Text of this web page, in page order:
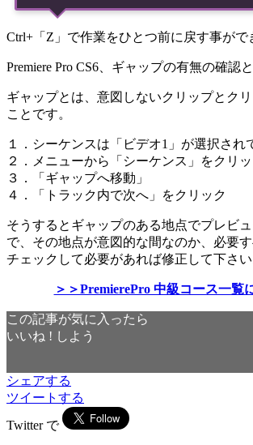
Ctrl+「Z」で作業をひとつ前に戻す事がで
Premiere Pro CS6、ギャップの有無の確認
ギャップとは、意図しないクリップとク
ことです。
１．シーケンスは「ビデオ1」が選択され
２．メニューから「シーケンス」をクリ
３．「ギャップへ移動」
４．「トラック内で次へ」をクリック
そうするとギャップのある地点でプレビ
で、その地点が意図的な間なのか、必要
チェックして必要があれば修正して下さい
＞＞PremierePro 中級コース一覧
この記事が気に入ったら
いいね ! しよう
シェアする
ツイートする
Twitter で